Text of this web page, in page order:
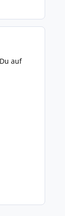
auf